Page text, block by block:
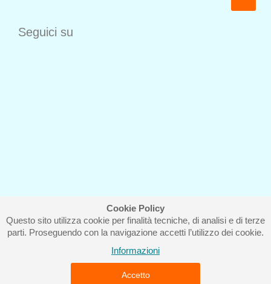
Cookie Policy
Questo sito utilizza cookie per finalità tecniche, di analisi e di terze
parti. Proseguendo con la navigazione accetti l’utilizzo dei cookie.
Informazioni
Accetto
Seguici su
Iscriviti alla nostra newsletter
Piccolo Mondo di Ferri Roberta - Via Carlo Pisacane 9/11 57025